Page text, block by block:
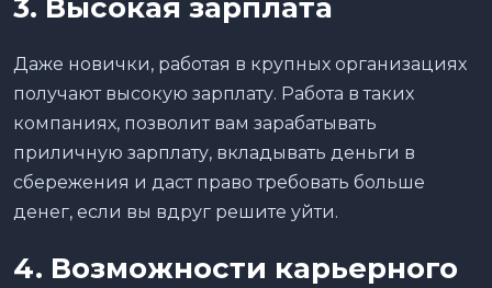
3. Высокая зарплата
Даже новички, работая в крупных организациях
получают высокую зарплату. Работа в таких
компаниях, позволит вам зарабатывать
приличную зарплату, вкладывать деньги в
сбережения и даст право требовать больше
денег, если вы вдруг решите уйти.
4. Возможности карьерного